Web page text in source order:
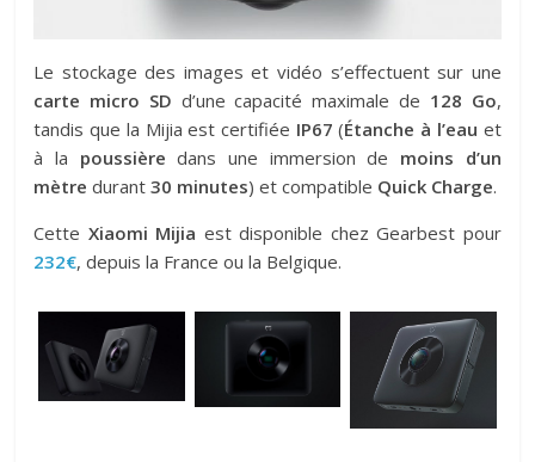
Le stockage des images et vidéo s’effectuent sur une
carte micro SD d’une capacité maximale de 128 Go,
tandis que la Mijia est certifiée IP67 (Étanche à l’eau et
à la poussière dans une immersion de moins d’un
mètre durant30 minutes) et compatible Quick Charge.
Cette Xiaomi Mijia est disponible chez Gearbest pour
232€, depuis la France ou la Belgique.